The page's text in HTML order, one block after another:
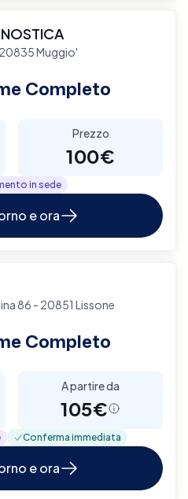
Muggio'
Completo
Prezzo
100€
in sede
e ora
86 - 20851 Lissone
Completo
A partire da
105€
Conferma immediata
e ora